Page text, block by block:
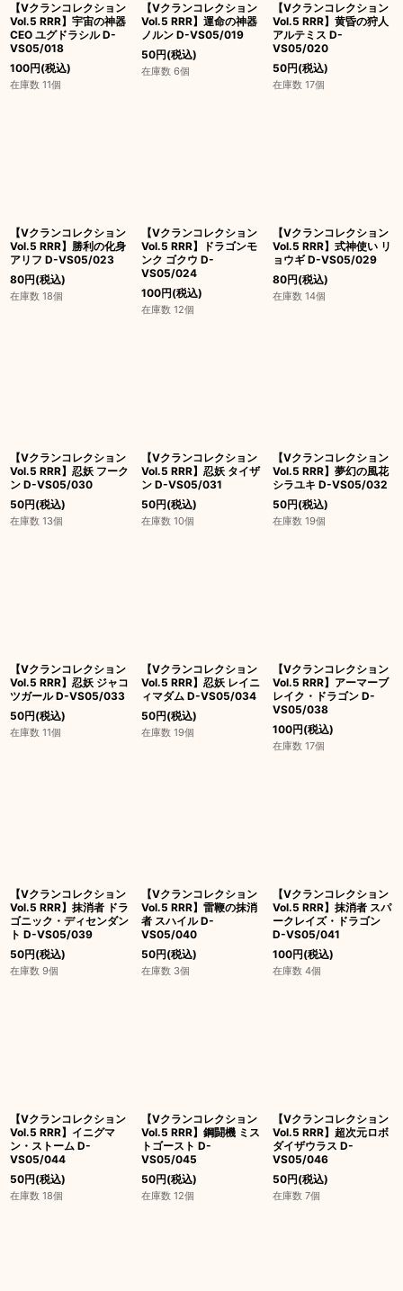
【Vクランコレクション
Vol.5 RRR】宇宙の神器
CEO ユグドラシル D-
VS05/018
100円(税込)
在庫数 11個
【Vクランコレクション
Vol.5 RRR】運命の神器
ノルン D-VS05/019
50円(税込)
在庫数 6個
【Vクランコレクション
Vol.5 RRR】黄昏の狩人
アルテミス D-
VS05/020
50円(税込)
在庫数 17個
【Vクランコレクション
Vol.5 RRR】勝利の化身
アリフ D-VS05/023
80円(税込)
在庫数 18個
【Vクランコレクション
Vol.5 RRR】ドラゴンモ
ンク ゴクウ D-
VS05/024
100円(税込)
在庫数 12個
【Vクランコレクション
Vol.5 RRR】式神使い リ
ョウギ D-VS05/029
80円(税込)
在庫数 14個
【Vクランコレクション
Vol.5 RRR】忍妖 フーク
ン D-VS05/030
50円(税込)
在庫数 13個
【Vクランコレクション
Vol.5 RRR】忍妖 タイザ
ン D-VS05/031
50円(税込)
在庫数 10個
【Vクランコレクション
Vol.5 RRR】夢幻の風花
シラユキ D-VS05/032
50円(税込)
在庫数 19個
【Vクランコレクション
Vol.5 RRR】忍妖 ジャコ
ツガール D-VS05/033
50円(税込)
在庫数 11個
【Vクランコレクション
Vol.5 RRR】忍妖 レイニ
ィマダム D-VS05/034
50円(税込)
在庫数 19個
【Vクランコレクション
Vol.5 RRR】アーマーブ
レイク・ドラゴン D-
VS05/038
100円(税込)
在庫数 17個
【Vクランコレクション
Vol.5 RRR】抹消者 ドラ
ゴニック・ディセンダン
ト D-VS05/039
50円(税込)
在庫数 9個
【Vクランコレクション
Vol.5 RRR】雷鞭の抹消
者 スハイル D-
VS05/040
50円(税込)
在庫数 3個
【Vクランコレクション
Vol.5 RRR】抹消者 スパ
ークレイズ・ドラゴン
D-VS05/041
100円(税込)
在庫数 4個
【Vクランコレクション
Vol.5 RRR】イニグマ
ン・ストーム D-
VS05/044
50円(税込)
在庫数 18個
【Vクランコレクション
Vol.5 RRR】鋼闘機 ミス
トゴースト D-
VS05/045
50円(税込)
在庫数 12個
【Vクランコレクション
Vol.5 RRR】超次元ロボ
ダイザウラス D-
VS05/046
50円(税込)
在庫数 7個